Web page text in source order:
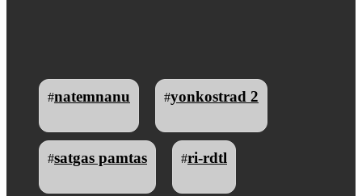
#natemnanu #yonkostrad 2
#satgas pamtas #ri-rdtl